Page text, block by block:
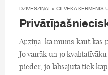
DZĪVESZIŅAI » CILVĒKA ĶERMENIS
Apziņa, ka mums kaut kas
Jo vairāk un jo
pieder, jo labsajūta tiek